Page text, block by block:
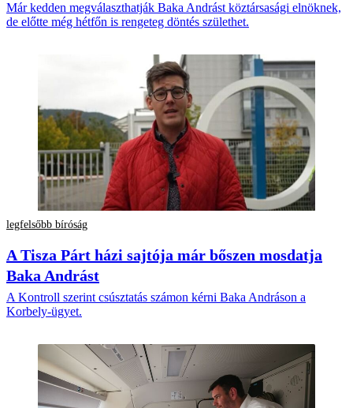
Már kedden megválaszthatják Baka Andrást köztársasági elnöknek,
de előtte még hétfőn is rengeteg döntés születhet.
legfelsőbb bíróság
A Tisza Párt házi sajtója már bőszen mosdatja
Baka Andrást
A Kontroll szerint csúsztatás számon kérni Baka Andráson a
Korbely-ügyet.